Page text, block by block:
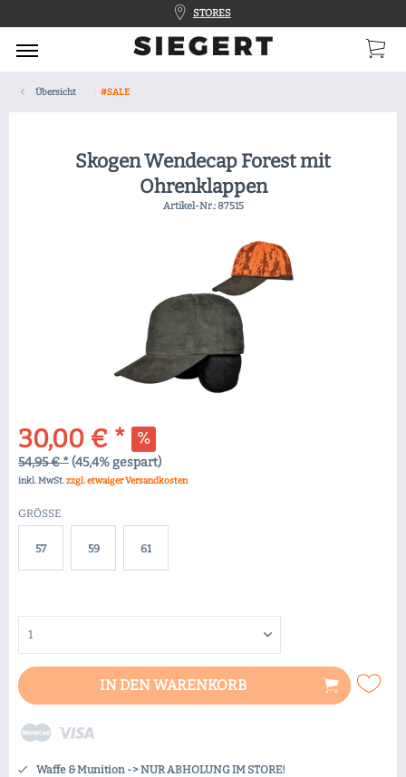
STORES
Übersicht #SALE
Skogen Wendecap Forest mit
Ohrenklappen
Artikel-Nr.:87515
30,00 € *
54,95 € *(45,4% gespart)
inkl. MwSt.zzgl. etwaiger Versandkosten
GRÖSSE
57 59 61
IN DENWARENKORB
Waffe & Munition -> NUR ABHOLUNG IM STORE!